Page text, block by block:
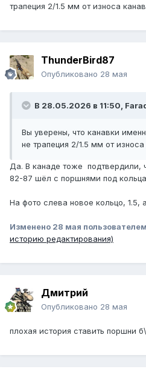
трапеция 2/1.5 мм от износа
ThunderBird87
Опубликовано 28 мая
В 28.05.2026 в 11:50,
Вы уверены, что канавки
не трапеция 2/1.5 мм от
Да. В канаде тоже подтвердили,
82-87 шёл с поршнями под
На фото слева новое кольцо, 1.5,
Изменено 28 мая
историю редактирования)
Дмитрий
Опубликовано 28 мая
плохая история ставить поршни